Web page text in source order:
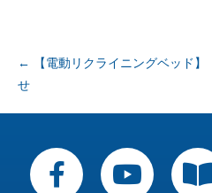
投
稿
←
【電動リクライニングベッド
せ